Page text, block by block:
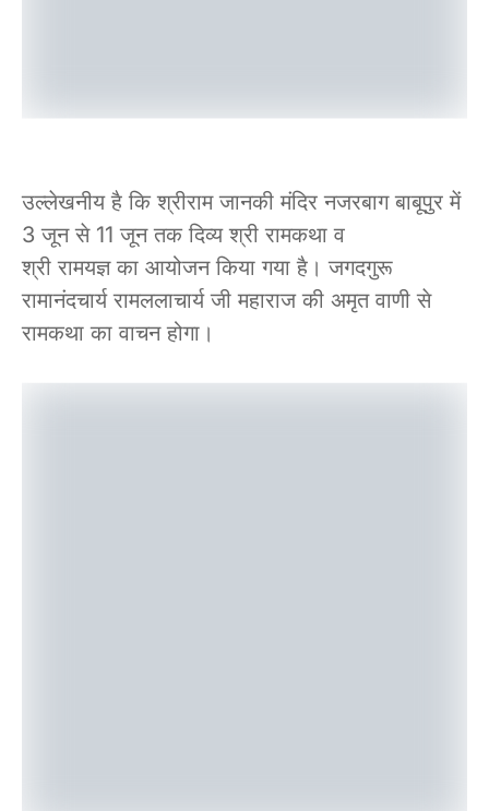
उल्लेखनीय है कि श्रीराम जानकी मंदिर नजरबाग बाबूपुर में
3 जून से 11 जून तक दिव्य श्री रामकथा व
श्री रामयज्ञ का आयोजन किया गया है। जगदगुरू
रामानंदचार्य रामललाचार्य जी महाराज की अमृत वाणी से
रामकथा का वाचन होगा।